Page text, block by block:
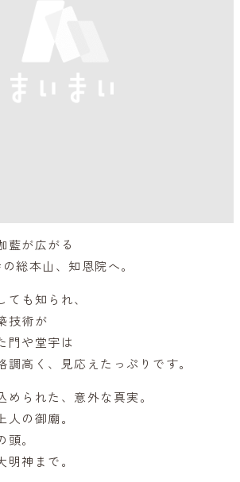
藍が広がる
総本山、知恩院へ。
ても知られ、
技術が
門や堂宇は
調高く、見応えたっぷりです。
められた、意外な真実。
人の御廟。
。
明神まで。